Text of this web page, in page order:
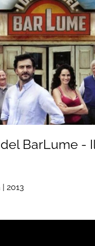
BarLume -
| 2013